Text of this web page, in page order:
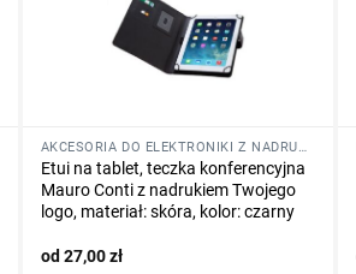
AKCESORIA DO ELEKTRONIKI Z NADRUKIEM LOGO
Etui na tablet, teczka konferencyjna
Mauro Conti z nadrukiem Twojego
logo, materiał: skóra, kolor: czarny
27,00zł